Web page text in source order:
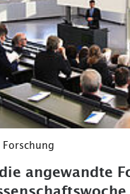
angewandte